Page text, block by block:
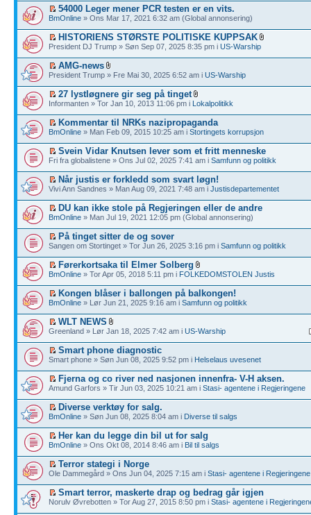
54000 Leger mener PCR testen er en vits.
BmOnline » Ons Mar 17, 2021 6:32 am (Global annonsering)
HISTORIENS STØRSTE POLITISKE KUPPSAK
President DJ Trump » Søn Sep 07, 2025 8:35 pm i US-Warship
AMG-news
President Trump » Fre Mai 30, 2025 6:52 am i US-Warship
27 lystløgnere gir seg på tinget
Informanten » Tor Jan 10, 2013 11:06 pm i Lokalpolitikk
Kommentar til NRKs nazipropaganda
BmOnline » Man Feb 09, 2015 10:25 am i Stortingets korrupsjon
Svein Vidar Knutsen lever som et fritt menneske
Fri fra globalistene » Ons Jul 02, 2025 7:41 am i Samfunn og politikk
Når justis er forkledd som svart løgn!
Vivi Ann Sandnes » Man Aug 09, 2021 7:48 am i Justisdepartementet
DU kan ikke stole på Regjeringen eller de andre
BmOnline » Man Jul 19, 2021 12:05 pm (Global annonsering)
På tinget sitter de og sover
Sangen om Stortinget » Tor Jun 26, 2025 3:16 pm i Samfunn og politikk
Førerkortsaka til Elmer Solberg
BmOnline » Tor Apr 05, 2018 5:11 pm i FOLKEDOMSTOLEN Justis
Kongen blåser i ballongen på balkongen!
BmOnline » Lør Jun 21, 2025 9:16 am i Samfunn og politikk
WLT NEWS
Greenland » Lør Jan 18, 2025 7:42 am i US-Warship
Smart phone diagnostic
Smart phone » Søn Jun 08, 2025 9:52 pm i Helselaus uvesenet
Fjerna og co river ned nasjonen innenfra- V-H aksen.
Amund Garfors » Tir Jun 03, 2025 10:21 am i Stasi- agentene i Regjeringene
Diverse verktøy for salg.
BmOnline » Søn Jun 08, 2025 8:04 am i Diverse til salgs
Her kan du legge din bil ut for salg
BmOnline » Ons Okt 08, 2014 8:46 am i Bil til salgs
Terror stategi i Norge
Ole Dammegård » Ons Jun 04, 2025 7:15 am i Stasi- agentene i Regjeringene
Smart terror, maskerte drap og bedrag går igjen
Norulv Øvrebotten » Tor Aug 27, 2015 8:50 pm i Stasi- agentene i